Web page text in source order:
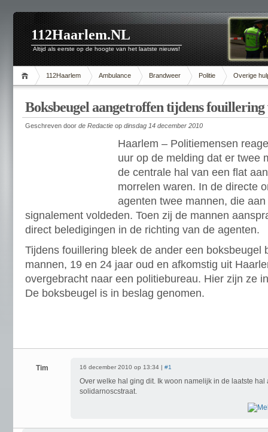
112Haarlem.NL
Altijd als eerste op de hoogte van het laatste nieuws!
112Haarlem Ambulance Brandweer Politie Overige
Boksbeugel aangetroffen tijdens fouillering
Geschreven door de Redactie op dinsdag 14 december 2010
Haarlem – Politiemensen
uur op de melding dat er twee
de centrale hal van een flat
morrelen waren. In de directe
agenten twee mannen, die
signalement voldeden. Toen zij de mannen
direct beledigingen in de richting van de agenten.
Tijdens fouillering bleek de ander een boksbeugel
mannen, 19 en 24 jaar oud en afkomstig uit
overgebracht naar een politiebureau. Hier zijn ze
De boksbeugel is in beslag genomen.
Tim 16 december 2010 op 13:34 | #1
Over welke hal ging dit. Ik woon namelijk in de laatste hal
solidarnoscstraat.